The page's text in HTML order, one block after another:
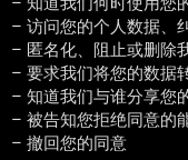
– 访问您的个人数据、
– 匿名化、阻止或删除
– 要求我们将您的数据
– 知道我们与谁分享您
– 被告知您拒绝同意的
– 撤回您的同意